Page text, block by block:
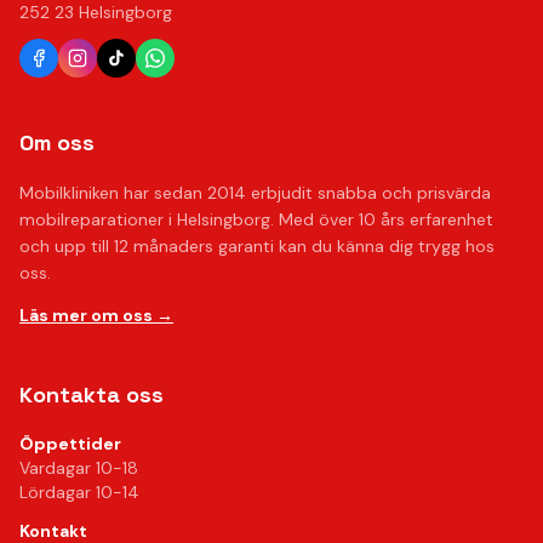
252 23 Helsingborg
Om oss
Mobilkliniken har sedan 2014 erbjudit snabba och prisvärda
mobilreparationer i Helsingborg. Med över 10 års erfarenhet
och upp till 12 månaders garanti kan du känna dig trygg hos
oss.
Läs mer om oss →
Kontakta oss
Öppettider
Vardagar 10-18
Lördagar 10-14
Kontakt